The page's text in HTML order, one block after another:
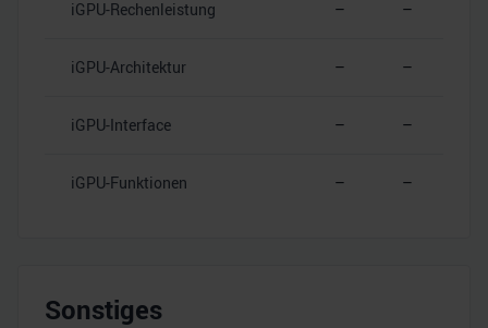
weiteren Daten zusammen, die Sie ihnen bereitgestellt
gesammelt haben.
iGPU-Rechenleistung – –
iGPU-Architektur – –
iGPU-Interface – –
iGPU-Funktionen – –
Sonstiges